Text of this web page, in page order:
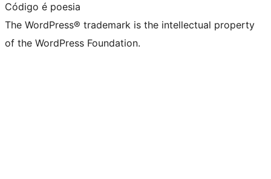
Código é poesia
The WordPress® trademark is the intellectual property
of the WordPress Foundation.